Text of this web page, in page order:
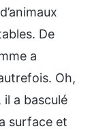
De
a
Oh,
a basculé
surface et